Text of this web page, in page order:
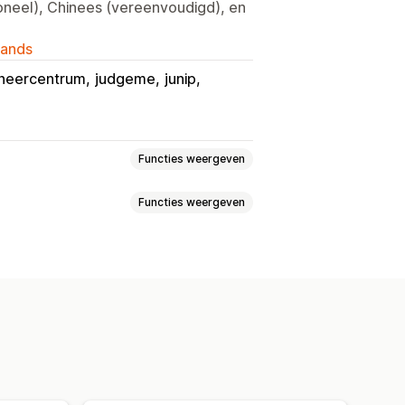
Chinees (vereenvoudigd), en
judgeme junip
Functies weergeven
Functies weergeven